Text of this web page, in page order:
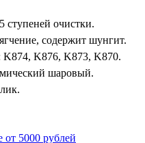
ступеней очистки.
содержит шунгит.
K874, K876, K873, K870.
шаровый.